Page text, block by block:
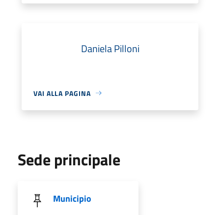
Daniela Pilloni
VAI ALLA PAGINA
Sede principale
Municipio